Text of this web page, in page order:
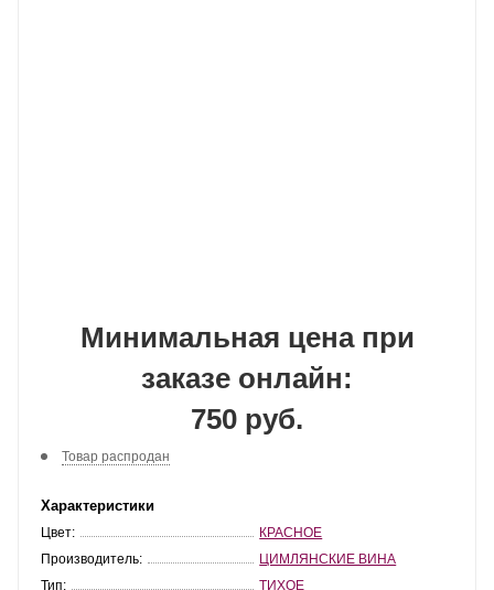
Минимальная цена при
заказе онлайн:
750 руб.
Товар распродан
Характеристики
Цвет:
КРАСНОЕ
Производитель:
ЦИМЛЯНСКИЕ ВИНА
Тип:
ТИХОЕ